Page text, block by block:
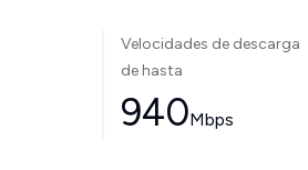
Velocidades de descarga
de hasta
940Mbps